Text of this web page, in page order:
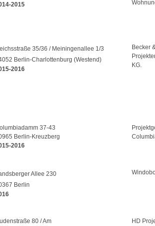
2015
35/36 / Meiningenallee 1/3
Berlin-Charlottenburg (Westend)
2016
Becker
KG.
37-43
Berlin-Kreuzberg
2016
Allee 230
Berlin
80 / Am
HD